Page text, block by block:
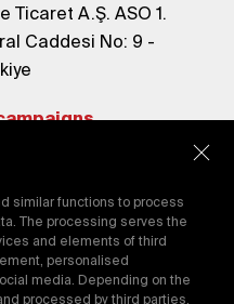
Ticaret A.Ş. ASO 1.
Caddesi No: 9 -
to our
similar functions to process
The processing serves the
and elements of third
personalised
media. Depending on the
processed by third parties.